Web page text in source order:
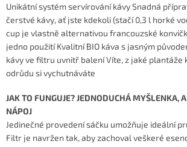
Unikátní systém servírování kávy Snadná
čerstvé kávy, ať jste kdekoli (stačí 0,3 l horké
cup je vlastně alternativou francouzské
jedno použití Kvalitní BIO káva s jasným
kávy ve filtru uvnitř balení Víte, z jaké plantáže
odrůdu si vychutnáváte
JAK TO FUNGUJE? JEDNODUCHÁ MYŠLENKA,
NÁPOJ
Jedinečné provedení sáčku umožňuje ideální
Filtr je navržen tak, aby zachoval veškeré